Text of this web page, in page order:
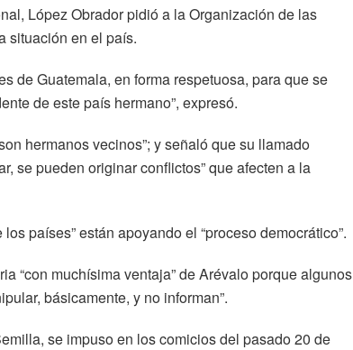
López Obrador pidió a la Organización de las
situación en el país.
de Guatemala, en forma respetuosa, para que se
de este país hermano”, expresó.
hermanos vecinos”; y señaló que su llamado
se pueden originar conflictos” que afecten a la
países” están apoyando el “proceso democrático”.
“con muchísima ventaja” de Arévalo porque algunos
básicamente, y no informan”.
se impuso en los comicios del pasado 20 de